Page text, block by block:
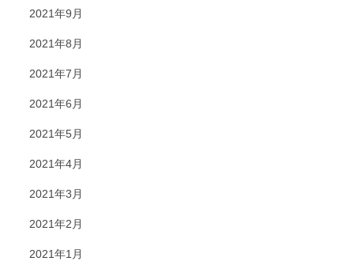
2021年9月
2021年8月
2021年7月
2021年6月
2021年5月
2021年4月
2021年3月
2021年2月
2021年1月